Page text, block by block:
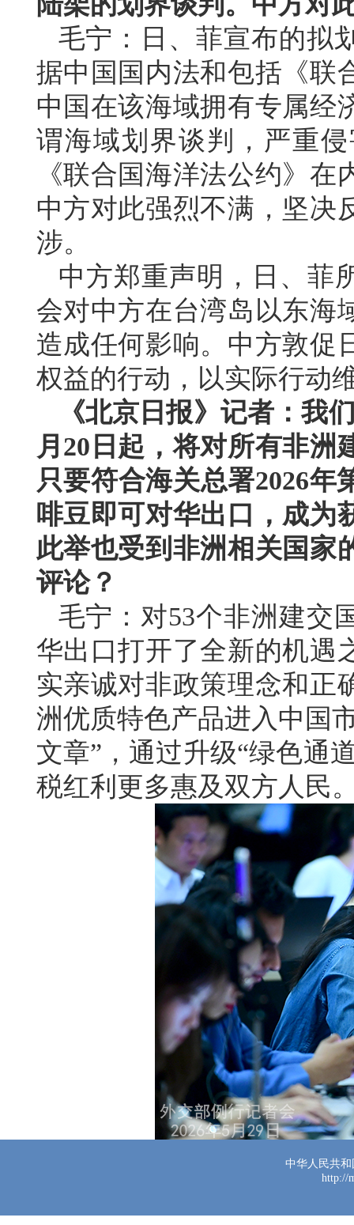
毛宁：日、菲宣布的拟
据中国国内法和包括《联
中国在该海域拥有专属经
谓海域划界谈判，严重
《联合国海洋法公约》
中方对此强烈不满，坚决
涉。
中方郑重声明，日、菲
会对中方在台湾岛以东海
造成任何影响。中方敦促
权益的行动，以实际行动
《北京日报》记者：我
月20日起，将对所有非洲
只要符合海关总署2026年
啡豆即可对华出口，成为
此举也受到非洲相关国家
评论？
毛宁：对53个非洲建交
华出口打开了全新的机遇
实亲诚对非政策理念和正
洲优质特色产品进入中国
文章”，通过升级“绿色通
税红利更多惠及双方人民
中华人民共
http://